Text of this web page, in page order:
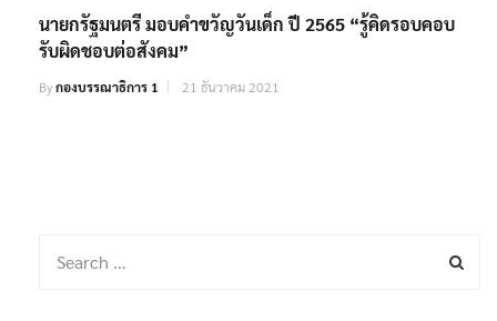
นายกรัฐมนตรี มอบคำขวัญวันเด็ก ปี 2565 “รู้คิดรอบคอบ
รับผิดชอบต่อสังคม”
Byกองบรรณาธิการ 1 21 ธันวาคม 2021